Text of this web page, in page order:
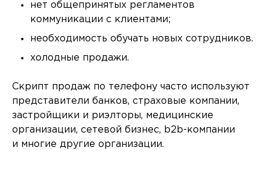
нет общепринятых регламентов
коммуникации с клиентами;
необходимость обучать новых сотрудников.
холодные продажи.
Скрипт продаж по телефону часто используют
представители банков, страховые компании,
застройщики и риэлторы, медицинские
организации, сетевой бизнес, b2b-компании
и многие другие организации.